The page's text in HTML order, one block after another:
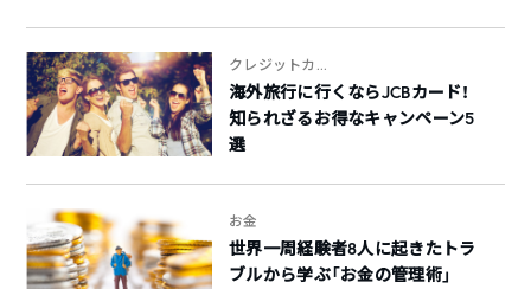
クレジットカ...
海外旅行に行くならJCBカード！
知られざるお得なキャンペーン5
選
お金
世界一周経験者8人に起きたトラ
ブルから学ぶ「お金の管理術」